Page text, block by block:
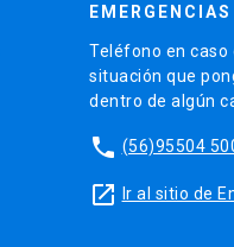
EMERGENCIAS
Teléfono en caso
situación que
dentro de algún
phone (56)95504
launch Ir al sitio de